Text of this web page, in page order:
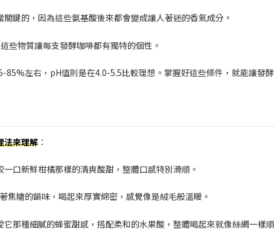
鍵的，因為這些氨基酸後來都會變成讓人著迷的香氣成分。
這些物質讓每支發酵咖啡都有獨特的個性。
左右，pH值則是在4.0-5.5比較理想。掌握好這些條件，就能讓發酵
法來理解 ：
口新鮮柑橘那樣的清爽酸甜，整體口感特別滑順。
糖的韻味，喝起來厚實綿密，感覺像是絨毛般溫暖。
那種細膩的蜂蜜甜感，搭配柔和的水果酸，整體喝起來就像絲綢一樣順